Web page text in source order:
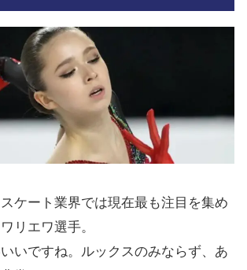
ケート業界では現在最も注目を集め
リエワ選手。
いですね。ルックスのみならず、あ